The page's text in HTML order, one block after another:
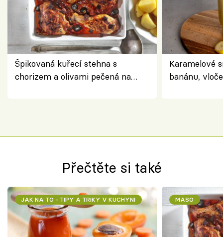
Špikovaná kuřecí stehna s
chorizem a olivami pečená na
Karamelové
banánu,
Přečtěte si také
JAK NA TO - TIPY A TRIKY V KUCHYNI MASO